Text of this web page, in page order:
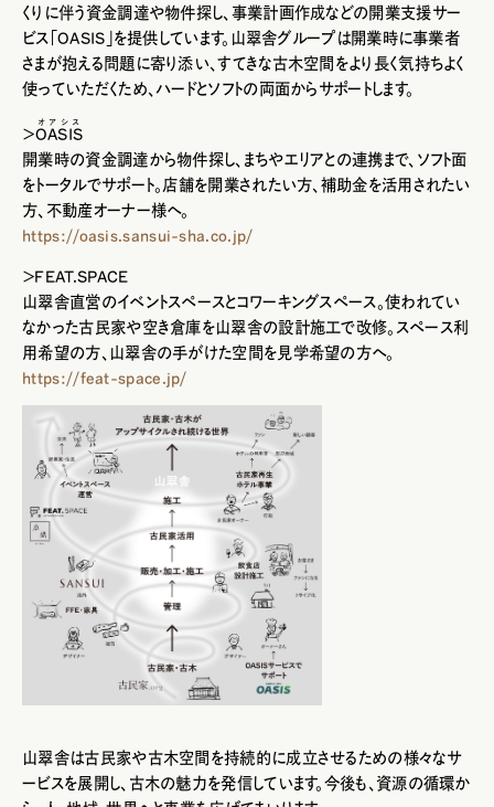
くりに伴う資金調達や物件探し、事業計画作成などの開業支援サー
ビス「OASIS」を提供しています。山翠舎グループは開業時に事業者
さまが抱える問題に寄り添い、すてきな古木空間をより長く気持ちよく
使っていただくため、ハードとソフトの両面からサポートします。
＞OASIS
オアシス
開業時の資金調達から物件探し、まちやエリアとの連携まで、ソフト面
をトータルでサポート。店舗を開業されたい方、補助金を活用されたい
方、不動産オーナー様へ。
https://oasis.sansui-sha.co.jp/
＞FEAT.SPACE
山翠舎直営のイベントスペースとコワーキングスペース。使われてい
なかった古民家や空き倉庫を山翠舎の設計施工で改修。スペース利
用希望の方、山翠舎の手がけた空間を見学希望の方へ。
https://feat-space.jp/
山翠舎は古民家や古木空間を持続的に成立させるための様々なサ
ービスを展開し、古木の魅力を発信しています。今後も、資源の循環か